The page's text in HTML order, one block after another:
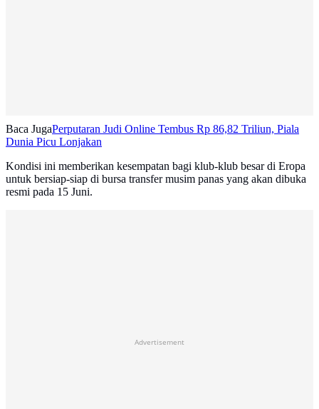
Baca JugaPerputaran Judi Online Tembus Rp 86,82 Triliun, Piala
Dunia Picu Lonjakan
Kondisi ini memberikan kesempatan bagi klub-klub besar di Eropa
untuk bersiap-siap di bursa transfer musim panas yang akan dibuka
resmi pada 15 Juni.
Advertisement